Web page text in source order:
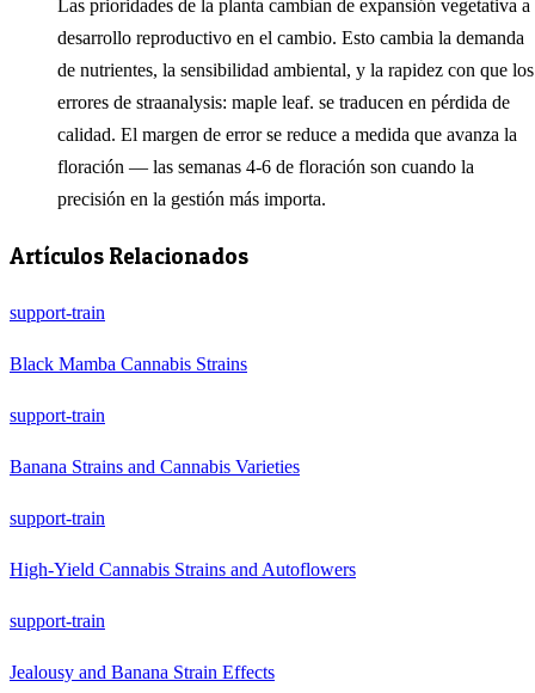
Las prioridades de la planta cambian de expansión vegetativa a
desarrollo reproductivo en el cambio. Esto cambia la demanda
de nutrientes, la sensibilidad ambiental, y la rapidez con que los
errores de straanalysis: maple leaf. se traducen en pérdida de
calidad. El margen de error se reduce a medida que avanza la
floración — las semanas 4-6 de floración son cuando la
precisión en la gestión más importa.
Artículos Relacionados
support-train
Black Mamba Cannabis Strains
support-train
Banana Strains and Cannabis Varieties
support-train
High-Yield Cannabis Strains and Autoflowers
support-train
Jealousy and Banana Strain Effects